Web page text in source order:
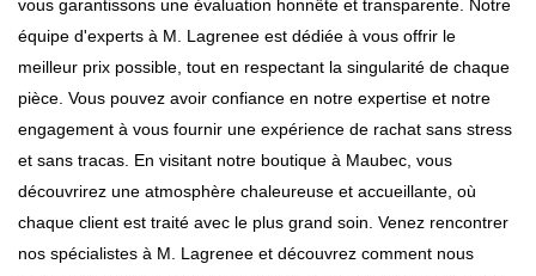
vous garantissons une évaluation honnête et transparente. Notre
équipe d'experts à M. Lagrenee est dédiée à vous offrir le
meilleur prix possible, tout en respectant la singularité de chaque
pièce. Vous pouvez avoir confiance en notre expertise et notre
engagement à vous fournir une expérience de rachat sans stress
et sans tracas. En visitant notre boutique à Maubec, vous
découvrirez une atmosphère chaleureuse et accueillante, où
chaque client est traité avec le plus grand soin. Venez rencontrer
nos spécialistes à M. Lagrenee et découvrez comment nous